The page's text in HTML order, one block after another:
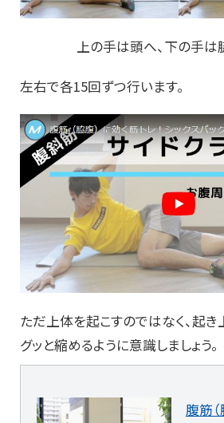
上の手は頭へ、下の手は
左右で各15回ずつ行います。
ただ上体を起こすのではなく、起
グッと縮めるように意識しましょう。
腹筋